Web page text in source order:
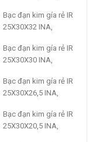
Bạc đạn kim gía rẻ IR
25X30X32 INA,
Bạc đạn kim gía rẻ IR
25X30X30 INA,
Bạc đạn kim gía rẻ IR
25X30X26,5 INA,
Bạc đạn kim gía rẻ IR
25X30X20,5 INA,